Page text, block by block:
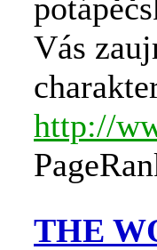
Vás
http://
THE